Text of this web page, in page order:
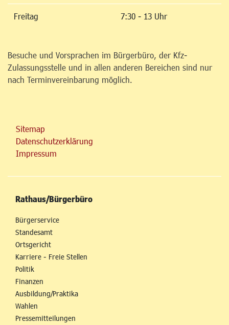
Freitag 7:30 - 13 Uhr
Besuche und Vorsprachen im Bürgerbüro, der Kfz-
Zulassungsstelle und in allen anderen Bereichen sind nur
nach Terminvereinbarung möglich.
Sitemap
Datenschutzerklärung
Impressum
Rathaus/Bürgerbüro
Bürgerservice
Standesamt
Ortsgericht
Karriere - Freie Stellen
Politik
Finanzen
Ausbildung/Praktika
Wahlen
Pressemitteilungen